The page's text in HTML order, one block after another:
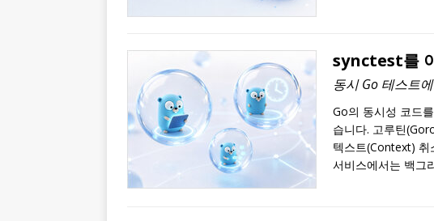
synctest를
동시 Go 테스트
Go의 동시성 코드
습니다. 고루틴
텍스트(Context)
서비스에서는 백그